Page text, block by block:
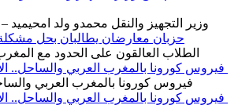
حزبان معارضان يطالبان بحل مشكلة